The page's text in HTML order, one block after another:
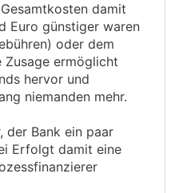
damit
Euro günstiger waren
oder dem
Zusage ermöglicht
hervor und
niemanden mehr.
der Bank ein paar
Erfolgt damit eine